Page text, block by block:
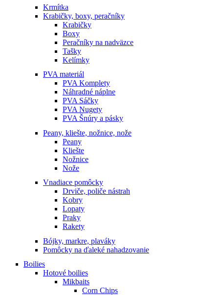
Krmítka
Krabičky, boxy, peračníky
Krabičky
Boxy
Peračníky na nadväzce
Tašky
Kelímky
PVA materiál
PVA Komplety
Náhradné náplne
PVA Sáčky
PVA Nugety
PVA Šnúry a pásky
Peany, kliešte, nožnice, nože
Peany
Kliešte
Nožnice
Nože
Vnadiace pomôcky
Drviče, poliče nástrah
Kobry
Lopaty
Praky
Rakety
Bójky, markre, plaváky
Pomôcky na ďaleké nahadzovanie
Boilies
Hotové boilies
Mikbaits
Corn Chips